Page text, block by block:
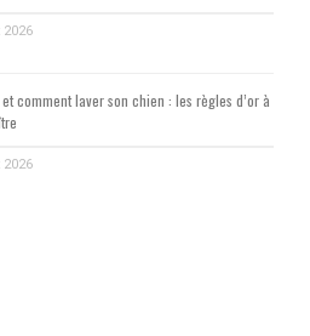
2026
comment laver son chien : les règles d’or à
2026